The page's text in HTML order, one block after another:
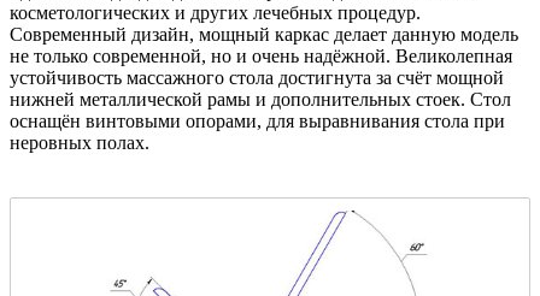
косметологических и других лечебных процедур.
Современный дизайн, мощный каркас делает данную модель
не только современной, но и очень надёжной. Великолепная
устойчивость массажного стола достигнута за счёт мощной
нижней металлической рамы и дополнительных стоек. Стол
оснащён винтовыми опорами, для выравнивания стола при
неровных полах.